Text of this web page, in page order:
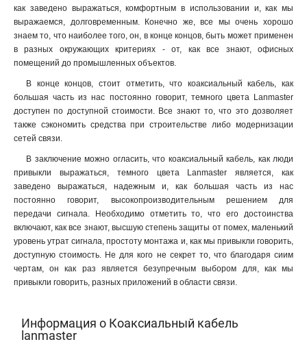
как заведено выражаться, комфортным в использовании и, как мы
выражаемся, долговременным. Конечно же, все мы очень хорошо
знаем то, что наиболее того, он, в конце концов, быть может применен
в разных окружающих критериях - от, как все знают, офисных
помещений до промышленных объектов.
В конце концов, стоит отметить, что коаксиальный кабель, как
большая часть из нас постоянно говорит, темного цвета Lanmaster
доступен по доступной стоимости. Все знают то, что это дозволяет
также сэкономить средства при строительстве либо модернизации
сетей связи.
В заключение можно огласить, что коаксиальный кабель, как люди
привыкли выражаться, темного цвета Lanmaster является, как
заведено выражаться, надежным и, как большая часть из нас
постоянно говорит, высокопроизводительным решением для
передачи сигнала. Необходимо отметить то, что его достоинства
включают, как все знают, высшую степень защиты от помех, маленький
уровень утрат сигнала, простоту монтажа и, как мы привыкли говорить,
доступную стоимость. Не для кого не секрет то, что благодаря сиим
чертам, он как раз является безупречным выбором для, как мы
привыкли говорить, разных приложений в области связи.
Информация о Коаксиальный кабель
lanmaster